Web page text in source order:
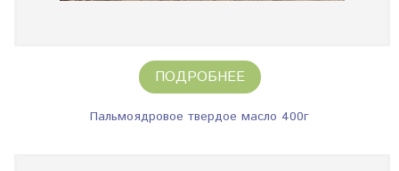
ПОДРОБНЕЕ
Пальмоядровое твердое масло 400г